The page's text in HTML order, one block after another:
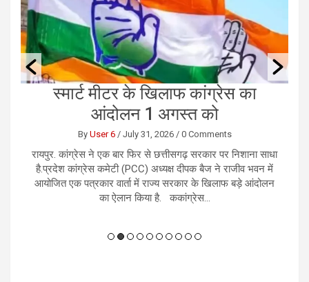
छत्तीसगढ़ में 2305 मोबाइल टावरों से
दूरस्थ क्षेत्रों को डिजिटल पहचान
ByUser 6/August 1, 2026/0 Comments
रायपुर, 31 जुलाई 2026। छत्तीसगढ़ में डिजिटल कनेक्टिविटी को
मजबूत करने की दिशा में बड़ा कदम उठाया गया है। मुख्यमंत्री विष्णु देव
साय ने नई दिल्ली स्थित संचार भवन में केंद्रीय संचार मंत्री
ज्योतिरादित्य सिंधिया से मुलाकात कर राज्य में...